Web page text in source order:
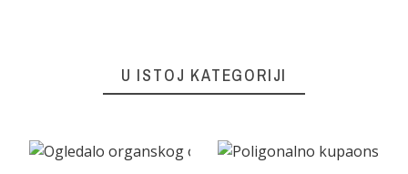
U ISTOJ KATEGORIJI